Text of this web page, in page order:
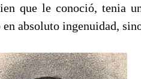
que le conoció, tenia
en absoluto ingenuidad,